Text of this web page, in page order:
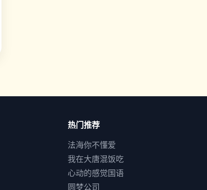
热门推荐
法海你不懂爱
我在大唐混饭吃
心动的感觉国语
圆梦公司